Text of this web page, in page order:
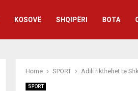
KOSOVË SHQIPËRI BOTA
Home SPORT Adili rikthehet te
SPORT